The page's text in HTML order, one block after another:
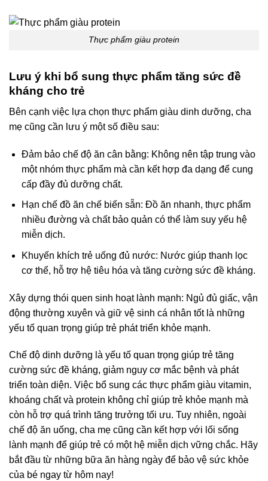
Thực phẩm giàu protein
Lưu ý khi bổ sung thực phẩm tăng sức đề
kháng cho trẻ
Bên cạnh việc lựa chọn thực phẩm giàu dinh dưỡng, cha
mẹ cũng cần lưu ý một số điều sau:
Đảm bảo chế độ ăn cân bằng: Không nên tập trung vào
một nhóm thực phẩm mà cần kết hợp đa dạng để cung
cấp đầy đủ dưỡng chất.
Hạn chế đồ ăn chế biến sẵn: Đồ ăn nhanh, thực phẩm
nhiều đường và chất bảo quản có thể làm suy yếu hệ
miễn dịch.
Khuyến khích trẻ uống đủ nước: Nước giúp thanh lọc
cơ thể, hỗ trợ hệ tiêu hóa và tăng cường sức đề kháng.
Xây dựng thói quen sinh hoạt lành mạnh: Ngủ đủ giấc, vận
động thường xuyên và giữ vệ sinh cá nhân tốt là những
yếu tố quan trọng giúp trẻ phát triển khỏe mạnh.
Chế độ dinh dưỡng là yếu tố quan trọng giúp trẻ tăng
cường sức đề kháng, giảm nguy cơ mắc bệnh và phát
triển toàn diện. Việc bổ sung các thực phẩm giàu vitamin,
khoáng chất và protein không chỉ giúp trẻ khỏe mạnh mà
còn hỗ trợ quá trình tăng trưởng tối ưu. Tuy nhiên, ngoài
chế độ ăn uống, cha mẹ cũng cần kết hợp với lối sống
lành mạnh để giúp trẻ có một hệ miễn dịch vững chắc. Hãy
bắt đầu từ những bữa ăn hàng ngày để bảo vệ sức khỏe
của bé ngay từ hôm nay!